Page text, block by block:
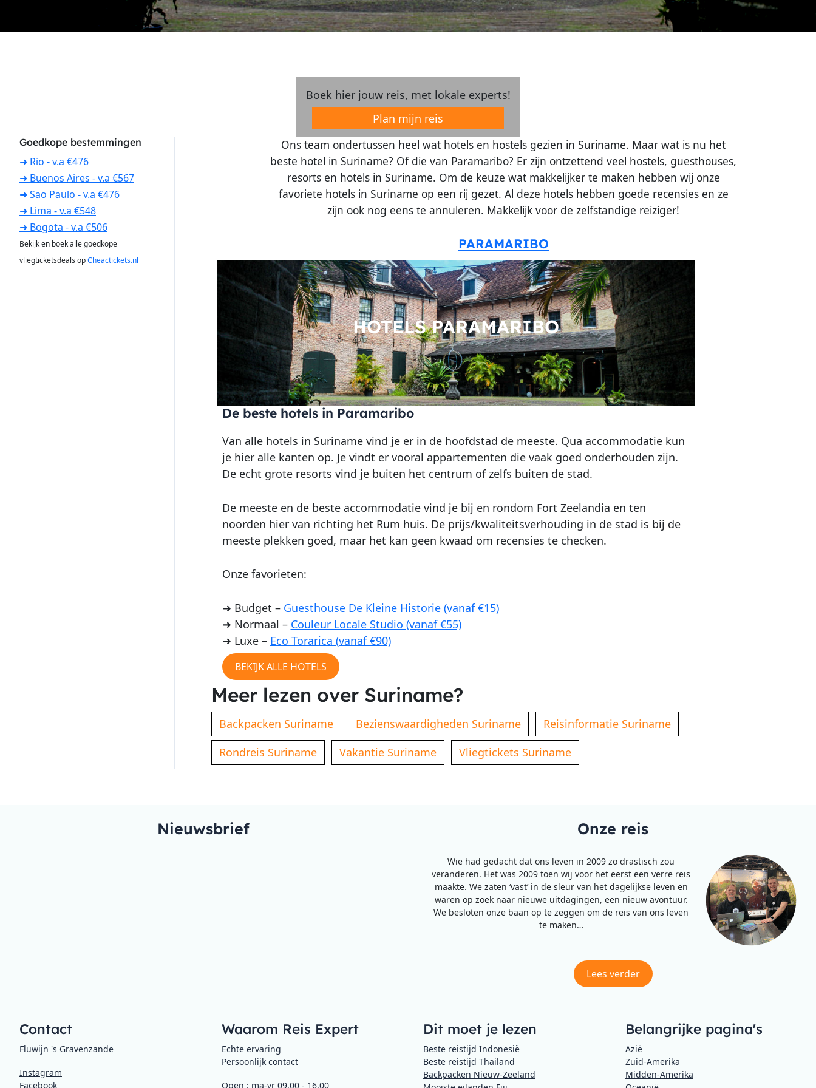
Boek hier jouw reis, met lokale experts!
Plan mijn reis
Goedkope bestemmingen
➜ Rio - v.a €476
➜ Buenos Aires - v.a €567
➜ Sao Paulo - v.a €476
➜ Lima - v.a €548
➜ Bogota - v.a €506
Bekijk en boek alle goedkope
vliegticketsdeals opCheactickets.nl
Ons team ondertussen heel wat hotels en hostels gezien in Suriname. Maar wat is nu het
beste hotel in Suriname? Of die van Paramaribo? Er zijn ontzettend veel hostels, guesthouses,
resorts en hotels in Suriname. Om de keuze wat makkelijker te maken hebben wij onze
favoriete hotels in Suriname op een rij gezet. Al deze hotels hebben goede recensies en ze
zijn ook nog eens te annuleren. Makkelijk voor de zelfstandige reiziger!
PARAMARIBO
HOTELS PARAMARIBO
De beste hotels in Paramaribo
Van alle hotels in Suriname vind je er in de hoofdstad de meeste. Qua accommodatie kun
je hier alle kanten op. Je vindt er vooral appartementen die vaak goed onderhouden zijn.
De echt grote resorts vind je buiten het centrum of zelfs buiten de stad.
De meeste en de beste accommodatie vind je bij en rondom Fort Zeelandia en ten
noorden hier van richting het Rum huis. De prijs/kwaliteitsverhouding in de stad is bij de
meeste plekken goed, maar het kan geen kwaad om recensies te checken.
Onze favorieten:
➜ Budget – Guesthouse De Kleine Historie (vanaf €15)
➜ Normaal – Couleur Locale Studio (vanaf €55)
➜ Luxe – Eco Torarica (vanaf €90)
BEKIJK ALLE HOTELS
Meer lezen over Suriname?
Backpacken Suriname Bezienswaardigheden Suriname
Reisinformatie Suriname
Rondreis Suriname
Vakantie Suriname Vliegtickets Suriname
Nieuwsbrief Onze reis
Wie had gedacht dat ons leven in 2009 zo drastisch zou
veranderen. Het was 2009 toen wij voor het eerst een verre reis
maakte. We zaten ‘vast’ in de sleur van het dagelijkse leven en
waren op zoek naar nieuwe uitdagingen, een nieuw avontuur.
We besloten onze baan op te zeggen om de reis van ons leven
te maken…
Lees verder
Contact
Fluwijn 's Gravenzande
Instagram
Facebook
Waarom Reis Expert
Echte ervaring
Persoonlijk contact
Open : ma-vr 09.00 - 16.00
Dit moet je lezen
Beste reistijd Indonesië
Beste reistijd Thailand
Backpacken Nieuw-Zeeland
Belangrijke pagina's
Azië
Zuid-Amerika
Midden-Amerika